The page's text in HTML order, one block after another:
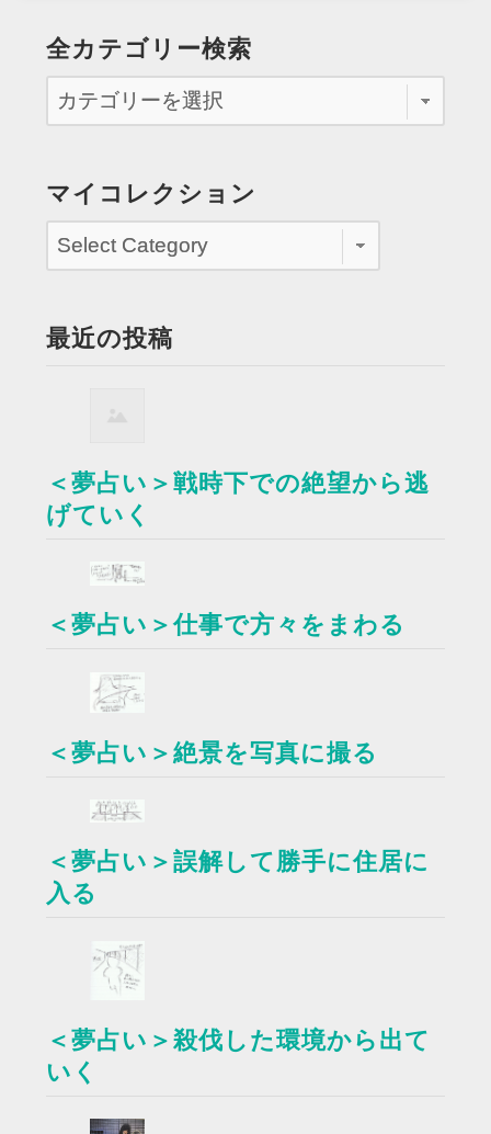
全カテゴリー検索
マイコレクション
最近の投稿
＜夢占い＞戦時下での絶望から逃
げていく
＜夢占い＞仕事で方々をまわる
＜夢占い＞絶景を写真に撮る
＜夢占い＞誤解して勝手に住居に
入る
＜夢占い＞殺伐した環境から出て
いく